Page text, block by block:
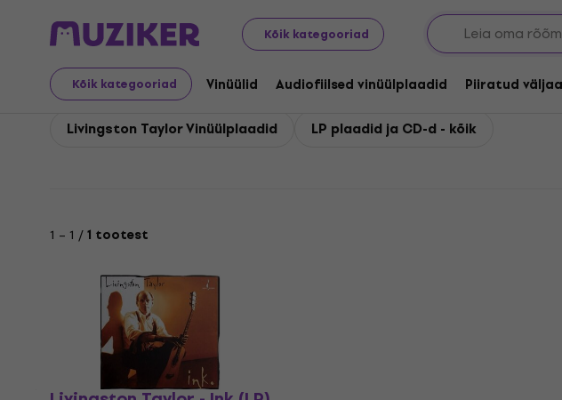
Kõik kategooriad
Kõik kategooriad Vinüülid Audiofiilsed vinüülplaadid Piiratud
Livingston Taylor
Livingston Taylor Vinüülplaadid LP plaadid ja CD-d - kõik
1 – 1 /1 tootest